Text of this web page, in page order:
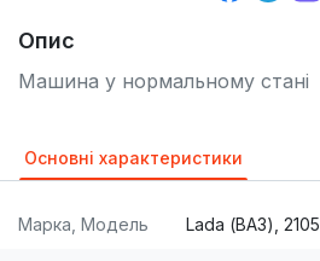
Опис
Машина у нормальному стані
Основні характеристики
Марка, Модель Lada (ВАЗ), 2105